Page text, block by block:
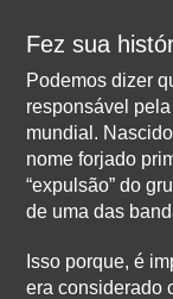
Fez sua
Podemos dizer
responsável
mundial.
nome forjado
“expulsão” do
de uma das
Isso porque, é
era considerado